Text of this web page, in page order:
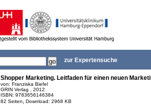
zur Expertensuche
Shopper Marketing. Leitfaden für einen neuen
von: Franziska Biefel
GRIN Verlag , 2012
ISBN: 9783656146384
82 Seiten, Download: 2968 KB